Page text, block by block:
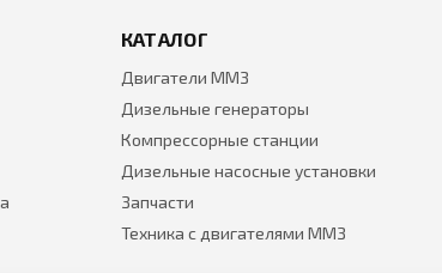
КАТАЛОГ
Двигатели ММЗ
Дизельные генераторы
Компрессорные станции
Дизельные насосные установки
Запчасти
Техника с двигателями ММЗ